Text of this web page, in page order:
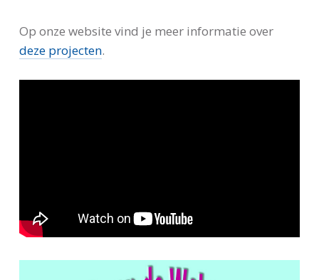
Op onze website vind je meer informatie over
deze projecten.